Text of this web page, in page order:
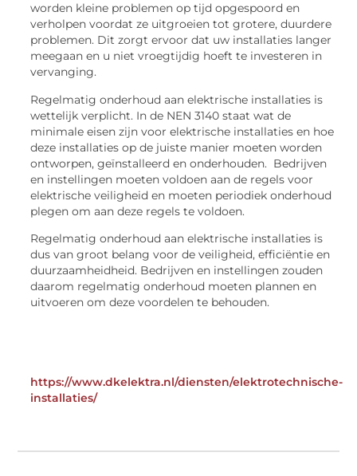
worden kleine problemen op tijd opgespoord en
verholpen voordat ze uitgroeien tot grotere, duurdere
problemen. Dit zorgt ervoor dat uw installaties langer
meegaan en u niet vroegtijdig hoeft te investeren in
vervanging.
Regelmatig onderhoud aan elektrische installaties is
wettelijk verplicht. In de NEN 3140 staat wat de
minimale eisen zijn voor elektrische installaties en hoe
deze installaties op de juiste manier moeten worden
ontworpen, geïnstalleerd en onderhouden. Bedrijven
en instellingen moeten voldoen aan de regels voor
elektrische veiligheid en moeten periodiek onderhoud
plegen om aan deze regels te voldoen.
Regelmatig onderhoud aan elektrische installaties is
dus van groot belang voor de veiligheid, efficiëntie en
duurzaamheidheid. Bedrijven en instellingen zouden
daarom regelmatig onderhoud moeten plannen en
uitvoeren om deze voordelen te behouden.
https://www.dkelektra.nl/diensten/elektrotechnische-
installaties/